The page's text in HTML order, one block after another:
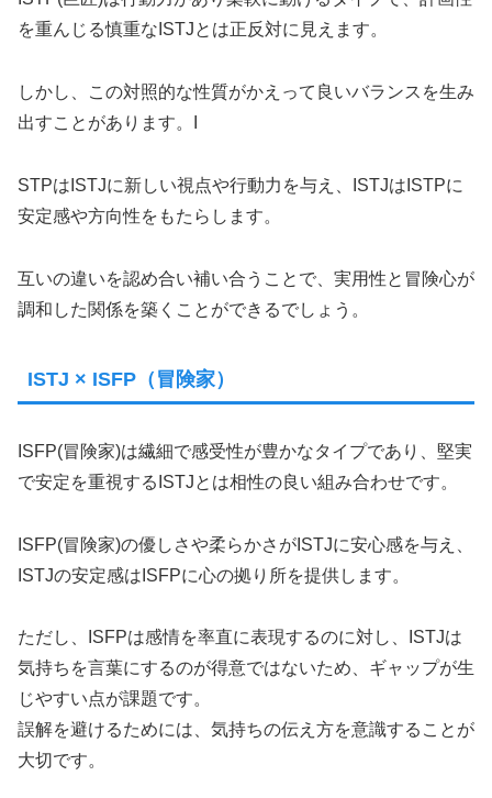
を重んじる慎重なISTJとは正反対に見えます。
しかし、この対照的な性質がかえって良いバランスを生み
出すことがあります。I
STPはISTJに新しい視点や行動力を与え、ISTJはISTPに
安定感や方向性をもたらします。
互いの違いを認め合い補い合うことで、実用性と冒険心が
調和した関係を築くことができるでしょう。
ISTJ × ISFP（冒険家）
ISFP(冒険家)は繊細で感受性が豊かなタイプであり、堅実
で安定を重視するISTJとは相性の良い組み合わせです。
ISFP(冒険家)の優しさや柔らかさがISTJに安心感を与え、
ISTJの安定感はISFPに心の拠り所を提供します。
ただし、ISFPは感情を率直に表現するのに対し、ISTJは
気持ちを言葉にするのが得意ではないため、ギャップが生
じやすい点が課題です。
誤解を避けるためには、気持ちの伝え方を意識することが
大切です。